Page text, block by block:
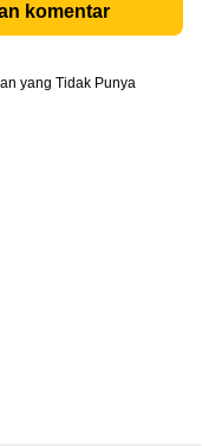
komentar
yang Tidak Punya